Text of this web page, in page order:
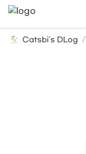
Catsbi's DLog /